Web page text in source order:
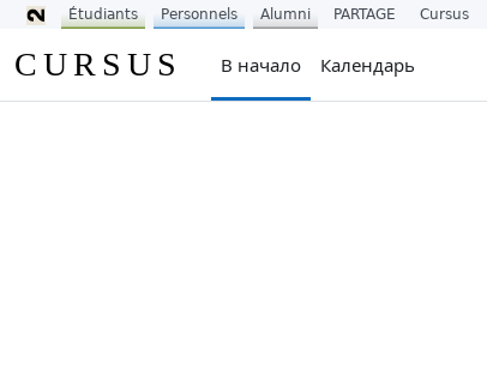
CURSUS В начало Календарь
Étudiants Personnels Alumni PARTAGE Cursus